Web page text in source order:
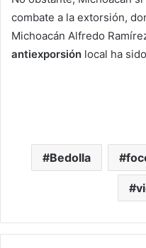
combate a la extorsión,
Michoacán Alfredo
antiexporsión local ha
Bedolla